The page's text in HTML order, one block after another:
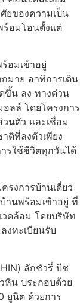
ยของความเป็น
ร้อมโอนตั้งแต่
อมเข้าอยู่
มาย อาทิการเดิน
ขึ้น ลง ทางด่วน
ลล์ โดยโครงการ
นตัว และเชื่อม
ติที่ลงตัวเพียง
รใช้ชีวิตทุกวันได้
รงการบ้านเดี่ยว
านพร้อมเข้าอยู่ ที่
ดล้อม โดยบริษัท
งทะเบียนรับ
ลักชัวรี่ บีช
หิน ประกอบด้วย
ยูนิต ด้วยการ